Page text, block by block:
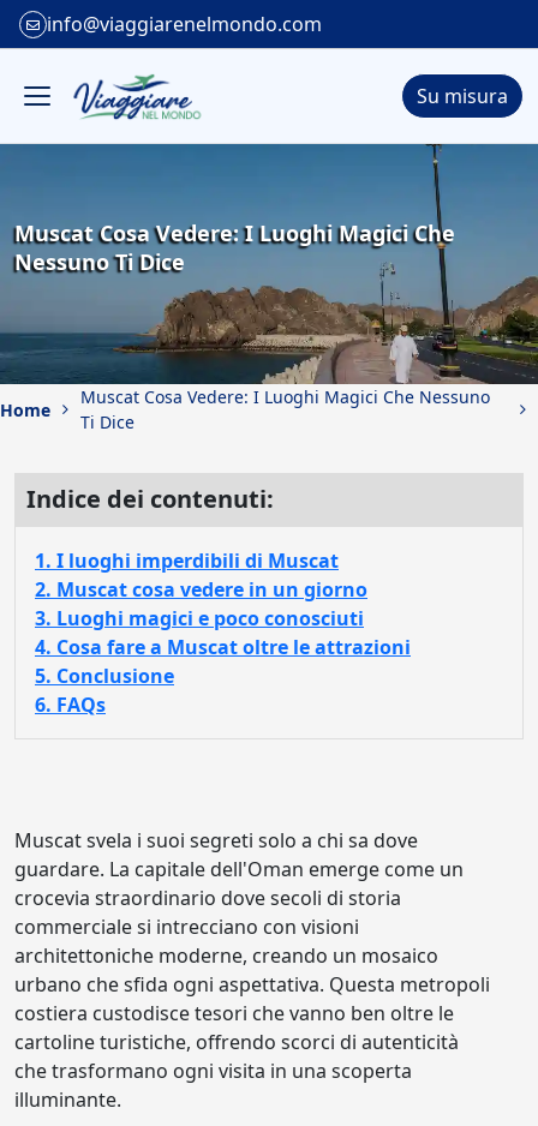
info@viaggiarenelmondo.com
Su misura
Muscat Cosa Vedere: I Luoghi Magici Che
Nessuno Ti Dice
Home
Muscat Cosa Vedere: I Luoghi Magici Che Nessuno
Ti Dice
Indice dei contenuti:
1. I luoghi imperdibili di Muscat
2. Muscat cosa vedere in un giorno
3. Luoghi magici e poco conosciuti
4. Cosa fare a Muscat oltre le attrazioni
5. Conclusione
6. FAQs
Muscat svela i suoi segreti solo a chi sa dove
guardare. La capitale dell'Oman emerge come un
crocevia straordinario dove secoli di storia
commerciale si intrecciano con visioni
architettoniche moderne, creando un mosaico
urbano che sfida ogni aspettativa. Questa metropoli
costiera custodisce tesori che vanno ben oltre le
cartoline turistiche, offrendo scorci di autenticità
che trasformano ogni visita in una scoperta
illuminante.